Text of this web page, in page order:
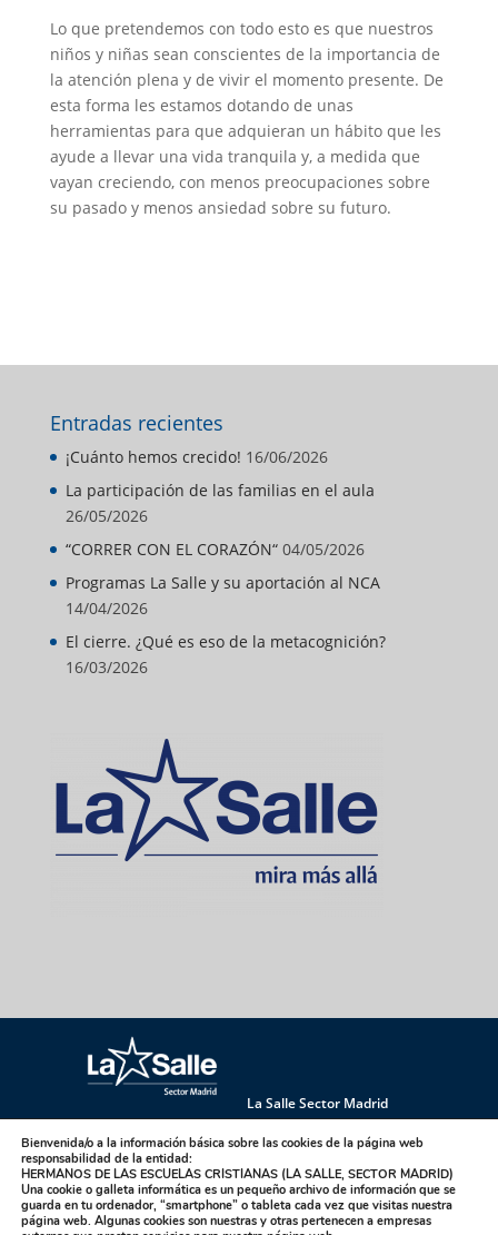
Lo que pretendemos con todo esto es que nuestros
niños y niñas sean conscientes de la importancia de
la atención plena y de vivir el momento presente. De
esta forma les estamos dotando de unas
herramientas para que adquieran un hábito que les
ayude a llevar una vida tranquila y, a medida que
vayan creciendo, con menos preocupaciones sobre
su pasado y menos ansiedad sobre su futuro.
Entradas recientes
¡Cuánto hemos crecido! 16/06/2026
La participación de las familias en el aula
26/05/2026
“CORRER CON EL CORAZÓN“ 04/05/2026
Programas La Salle y su aportación al NCA
14/04/2026
El cierre. ¿Qué es eso de la metacognición?
16/03/2026
La Salle Sector Madrid
La Salle Centro Universitario
La Salle Griñón
La Salle Institución
La Salle La Laguna
La Salle La Paloma
Bienvenida/o a la información básica sobre las cookies de la página web
responsabilidad de la entidad:
HERMANOS DE LAS ESCUELAS CRISTIANAS (LA SALLE, SECTOR MADRID)
Una cookie o galleta informática es un pequeño archivo de información que se
guarda en tu ordenador, “smartphone” o tableta cada vez que visitas nuestra
página web. Algunas cookies son nuestras y otras pertenecen a empresas